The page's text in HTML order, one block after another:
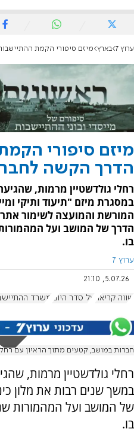
ערוץ 7 בארץ מיזם סיפורי הקמת ההתיישבות |
מיזם סיפורי
הדרך הקשה
רחלי גולדשטיין מרמות,
במסגרת מיזם "תיעוד ותיקי
המורשת והמועצה לשימור
הדרך של המושב ועל
בו.
ערוץ 7
5.07.26, 21:10
שווה קריאה על סדר היום משרד
חברות במושב, קטעים מתוך הראיון עם רחלי
רחלי גולדשטיין מרמות,
במשך שנים רבות את מלון
של המושב ועל המהמורות
בו.